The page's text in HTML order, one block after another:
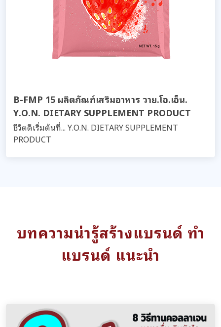
B-FMP 15 ผลิตภัณฑ์เสริมอาหาร วาย.โอ.เอ็น.
Y.O.N. DIETARY SUPPLEMENT PRODUCT
ชีวิตดีเริ่มต้นที่... Y.O.N. DIETARY SUPPLEMENT
PRODUCT
บทความน่ารู้สร้างแบรนด์ ทำ
แบรนด์ แนะนำ